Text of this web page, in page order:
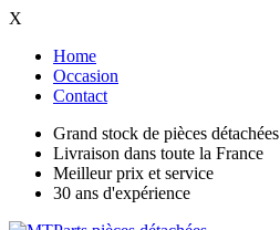
X
Home
Occasion
Contact
Grand stock de pièces détachées
Livraison dans toute la France
Meilleur prix et service
30 ans d'expérience